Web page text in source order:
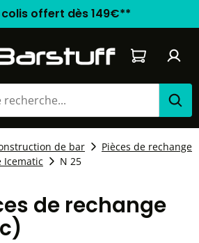
colis offert dès 149€**
Le panier
de bar
Pièces de rechange
Icematic
N 25
de rechange